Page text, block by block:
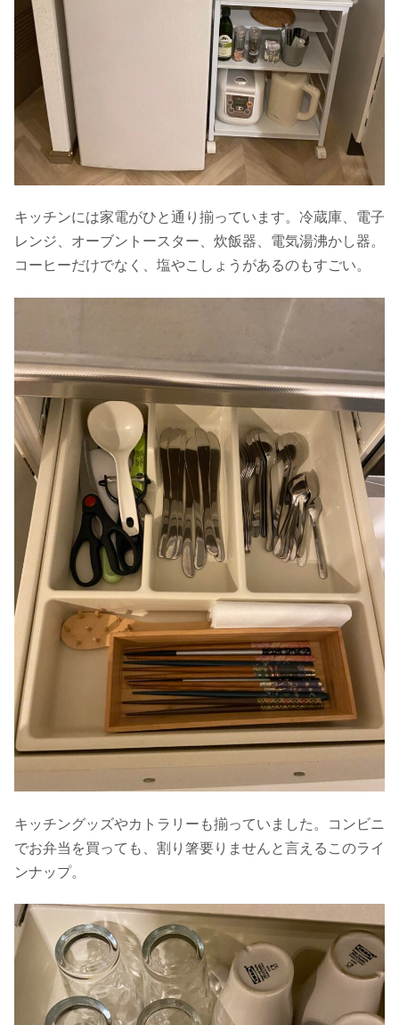
キッチンには家電がひと通り揃っています。冷蔵庫、電子
レンジ、オーブントースター、炊飯器、電気湯沸かし器。
コーヒーだけでなく、塩やこしょうがあるのもすごい。
キッチングッズやカトラリーも揃っていました。コンビニ
でお弁当を買っても、割り箸要りませんと言えるこのライ
ンナップ。